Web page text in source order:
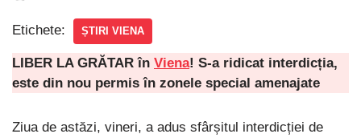
Etichete: ȘTIRI VIENA
LIBER LA GRĂTAR în Viena! S-a ridicat interdicția,
este din nou permis în zonele special amenajate
Ziua de astăzi, vineri, a adus sfârșitul interdicției de